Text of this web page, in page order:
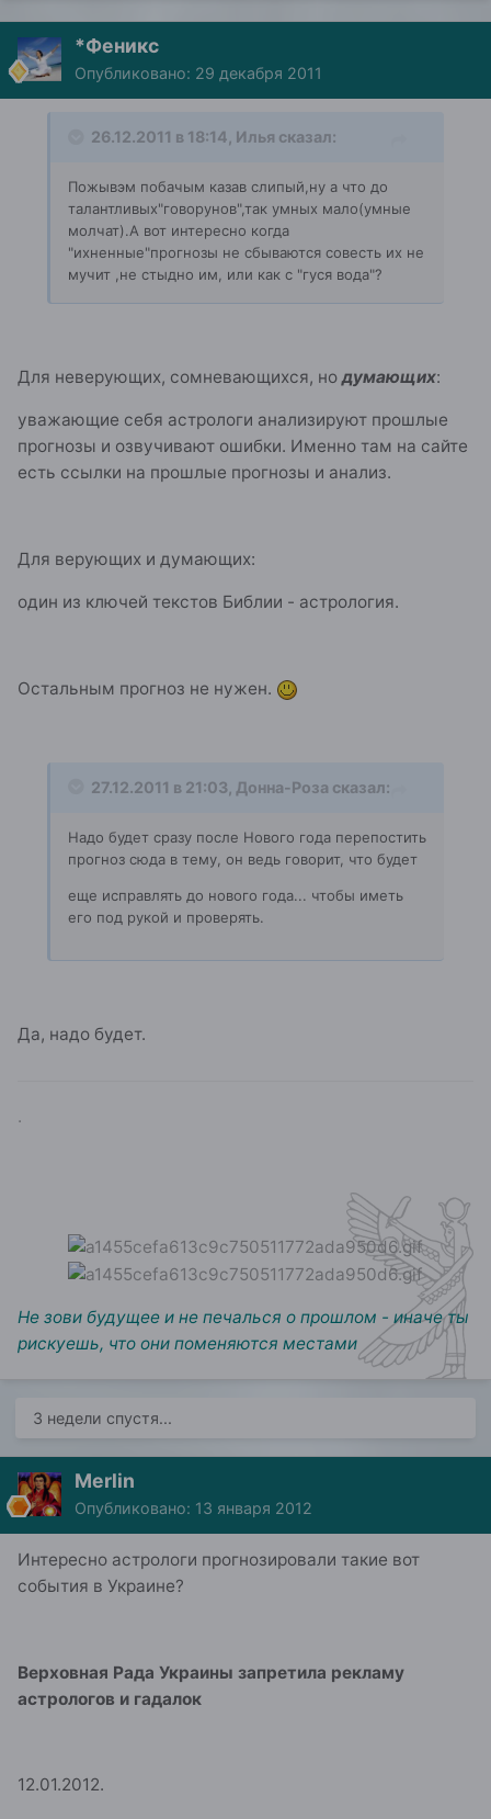
*Феникс
Опубликовано: 29 декабря 2011
26.12.2011 в 18:14, Илья сказал:
Пожывэм побачым казав слипый,ну а что до
талантливых"говорунов",так умных мало(умные
молчат).А вот интересно когда
"ихненные"прогнозы не сбываются совесть их не
мучит ,не стыдно им, или как с "гуся вода"?
Для неверующих, сомневающихся, но думающих:
уважающие себя астрологи анализируют прошлые
прогнозы и озвучивают ошибки. Именно там на сайте
есть ссылки на прошлые прогнозы и анализ.
Для верующих и думающих:
один из ключей текстов Библии - астрология.
Остальным прогноз не нужен.
27.12.2011 в 21:03, Донна-Роза сказал:
Надо будет сразу после Нового года перепостить
прогноз сюда в тему, он ведь говорит, что будет
еще исправлять до нового года... чтобы иметь
его под рукой и проверять.
Да, надо будет.
.
Не зови будущее и не печалься о прошлом - иначе ты
рискуешь, что они поменяются местами
3 недели спустя...
Merlin
Опубликовано: 13 января 2012
Интересно астрологи прогнозировали такие вот
события в Украине?
Верховная Рада Украины запретила рекламу
астрологов и гадалок
12.01.2012.